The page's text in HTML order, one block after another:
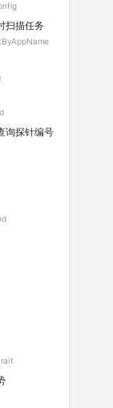
扫描任务
询探针编号